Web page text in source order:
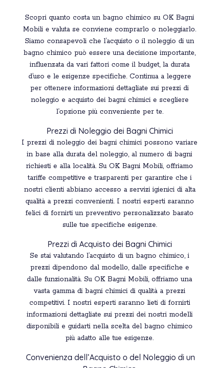
Scopri quanto costa un bagno chimico su OK Bagni
Mobili e valuta se conviene comprarlo o noleggiarlo.
Siamo consapevoli che l’acquisto o il noleggio di un
bagno chimico può essere una decisione importante,
influenzata da vari fattori come il budget, la durata
d’uso e le esigenze specifiche. Continua a leggere
per ottenere informazioni dettagliate sui prezzi di
noleggio e acquisto dei bagni chimici e scegliere
l’opzione più conveniente per te.
Prezzi di Noleggio dei Bagni Chimici
I prezzi di noleggio dei bagni chimici possono variare
in base alla durata del noleggio, al numero di bagni
richiesti e alla località. Su OK Bagni Mobili, offriamo
tariffe competitive e trasparenti per garantire che i
nostri clienti abbiano accesso a servizi igienici di alta
qualità a prezzi convenienti. I nostri esperti saranno
felici di fornirti un preventivo personalizzato basato
sulle tue specifiche esigenze.
Prezzi di Acquisto dei Bagni Chimici
Se stai valutando l’acquisto di un bagno chimico, i
prezzi dipendono dal modello, dalle specifiche e
dalle funzionalità. Su OK Bagni Mobili, offriamo una
vasta gamma di bagni chimici di qualità a prezzi
competitivi. I nostri esperti saranno lieti di fornirti
informazioni dettagliate sui prezzi dei nostri modelli
disponibili e guidarti nella scelta del bagno chimico
più adatto alle tue esigenze.
Convenienza dell’Acquisto o del Noleggio di un